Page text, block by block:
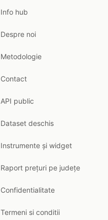
Info hub
Despre noi
Metodologie
Contact
API public
Dataset deschis
Instrumente și widget
Raport prețuri pe județe
Confidentialitate
Termeni si conditii